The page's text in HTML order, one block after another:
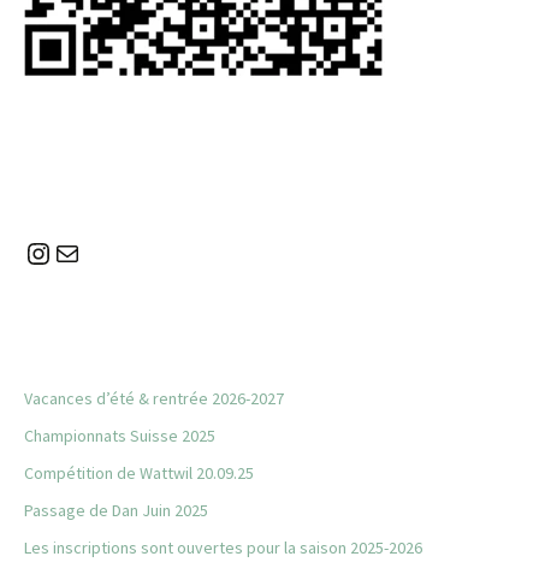
Instagram
E-mail
Vacances d’été & rentrée 2026-2027
Championnats Suisse 2025
Compétition de Wattwil 20.09.25
Passage de Dan Juin 2025
Les inscriptions sont ouvertes pour la saison 2025-2026